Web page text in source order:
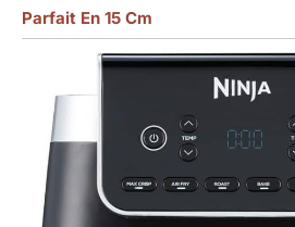
Parfait En 15 Cm